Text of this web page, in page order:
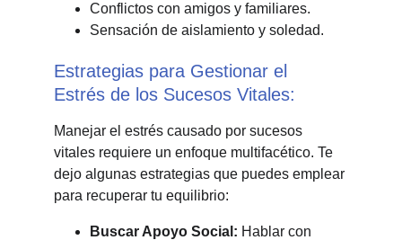
Conflictos con amigos y familiares.
Sensación de aislamiento y soledad.
Estrategias para Gestionar el
Estrés de los Sucesos Vitales:
Manejar el estrés causado por sucesos
vitales requiere un enfoque multifacético. Te
dejo algunas estrategias que puedes emplear
para recuperar tu equilibrio:
Buscar Apoyo Social: Hablar con